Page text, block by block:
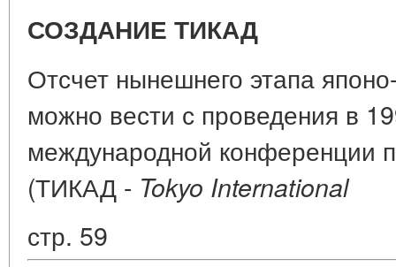
СОЗДАНИЕ ТИКАД
Отсчет нынешнего этапа
можно вести с проведения в
международной конференции
(ТИКАД - Tokyo International
стр. 59